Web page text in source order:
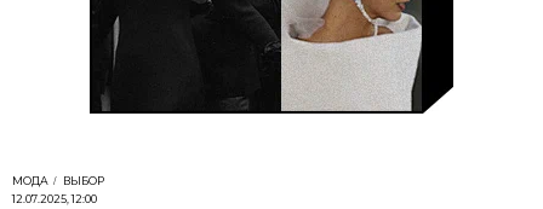
МОДА
ВЫБОР
12.07.2025, 12:00